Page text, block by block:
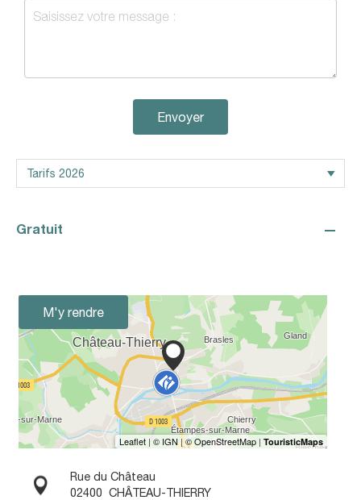
Envoyer
Gratuit —
M'y rendre
Rue du Château
02400 CHÂTEAU-THIERRY